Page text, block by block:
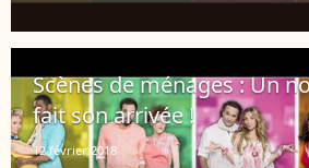
Scènes de ménages : Un
fait son arrivée !
12 février 2018